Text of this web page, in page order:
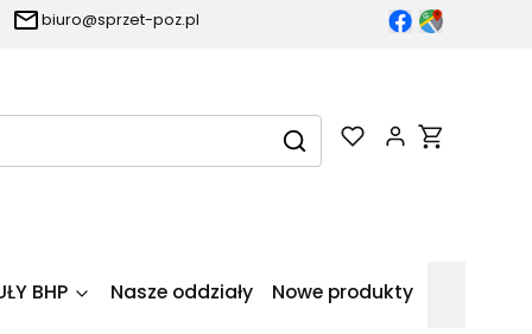
biuro@sprzet-poz.pl
WyczyśćSzukaj
Produkty w
BHP Nasze oddziały Nowe produkty